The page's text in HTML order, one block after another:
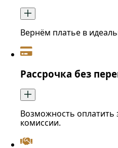
Вернём платье в
Рассрочка без
Возможность оплатить
комиссии.